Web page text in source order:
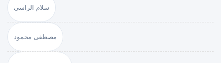
سلام الراسي
مصطفى محمود